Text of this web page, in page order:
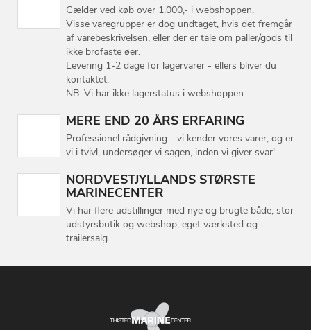
Gælder ved køb over 1.000,- i webshoppen.
Visse varegrupper er dog undtaget, hvis det fremgår
af varebeskrivelsen, eller der er tale om paller/gods til
ikke brofaste øer.
Levering 1-2 dage for lagervarer - ellers bliver du
kontaktet.
NB: Vi har ikke lagerstatus i webshoppen.
MERE END 20 ÅRS ERFARING
Professionel rådgivning - vi kender vores varer, og er
vi i tvivl, undersøger vi sagen, inden vi giver svar!
NORDVESTJYLLANDS STØRSTE
MARINECENTER
Vi har flere udstillinger med nye og brugte både, stor
udstyrsbutik og webshop, eget værksted og
trailersalg